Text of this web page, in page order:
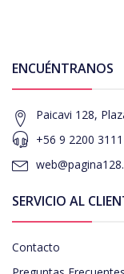
ENCUÉNTRANOS
Paicavi 128,
+56 9 2200 3111
SERVICIO AL
Contacto